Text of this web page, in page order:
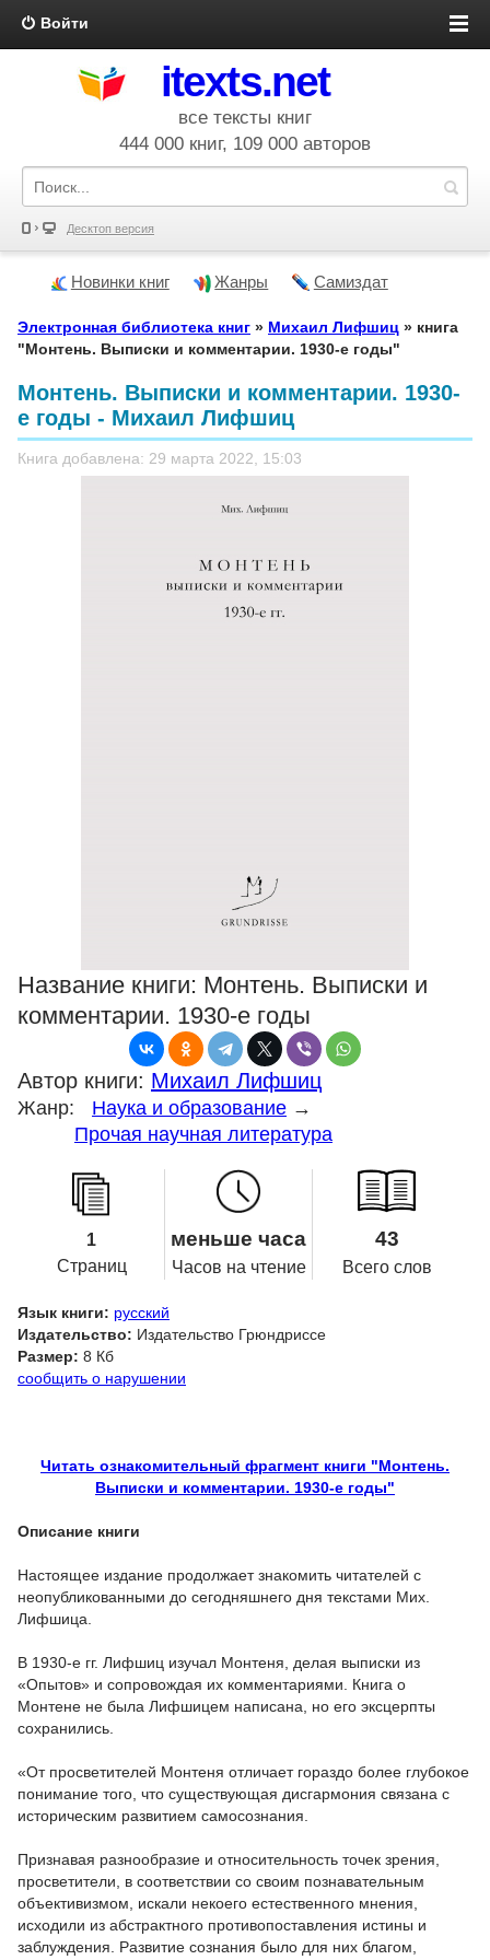
Войти
itexts.net
все тексты книг
444 000 книг, 109 000 авторов
Десктоп версия
Новинки книг Жанры Самиздат
Электронная библиотека книг » Михаил Лифшиц » книга
"Монтень. Выписки и комментарии. 1930-е годы"
Монтень. Выписки и комментарии. 1930-
е годы - Михаил Лифшиц
Книга добавлена: 29 марта 2022, 15:03
Название книги: Монтень. Выписки и
комментарии. 1930-е годы
Автор книги: Михаил Лифшиц
Жанр: Наука и образование →
Прочая научная литература
1
Страниц
меньше часа
Часов на чтение
43
Всего слов
Язык книги: русский
Издательство: Издательство Грюндриссе
Размер: 8 Кб
сообщить о нарушении
Читать ознакомительный фрагмент книги "Монтень.
Выписки и комментарии. 1930-е годы"
Описание книги
Настоящее издание продолжает знакомить читателей с
неопубликованными до сегодняшнего дня текстами Мих.
Лифшица.
В 1930-е гг. Лифшиц изучал Монтеня, делая выписки из
«Опытов» и сопровождая их комментариями. Книга о
Монтене не была Лифшицем написана, но его эксцерпты
сохранились.
«От просветителей Монтеня отличает гораздо более глубокое
понимание того, что существующая дисгармония связана с
историческим развитием самосознания.
Признавая разнообразие и относительность точек зрения,
просветители, в соответствии со своим познавательным
объективизмом, искали некоего естественного мнения,
исходили из абстрактного противопоставления истины и
заблуждения. Развитие сознания было для них благом,